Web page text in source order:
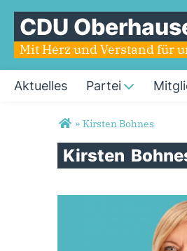
CDU
Mit Herz und Verstand für
Aktuelles Partei
Sie sind hier
» Kirsten Bohnes
Kirsten